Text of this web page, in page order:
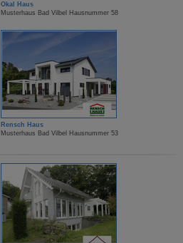
Okal Haus
Musterhaus Bad Vilbel Hausnummer 58
Rensch Haus
Musterhaus Bad Vilbel Hausnummer 53